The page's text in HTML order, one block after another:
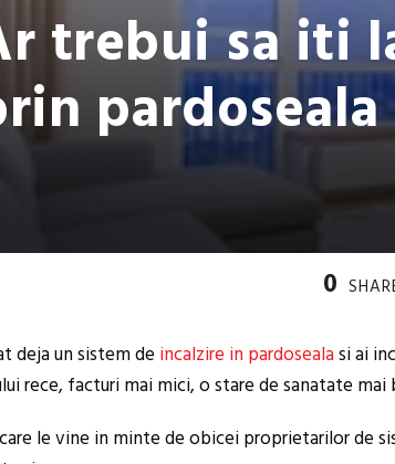
trebui sa iti
0
deja un sistem de incalzire in pardosealasi ai
rece, facturi mai mici, o stare de sanatate
le vine in minte de obicei proprietarilor de